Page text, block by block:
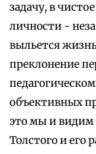
задачу, в
личности -
выльется
преклонение
объективных
это мы и видим
Толстого и его